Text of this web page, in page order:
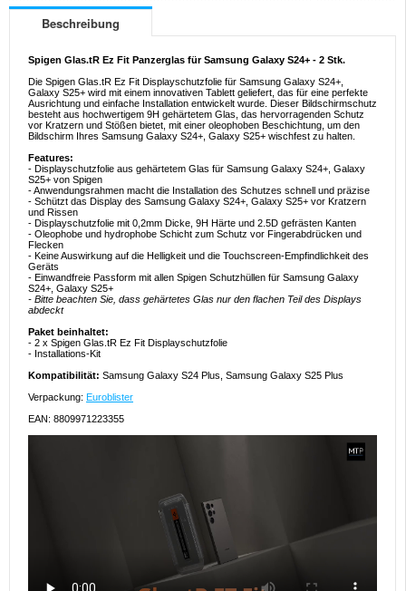
Beschreibung
Spigen Glas.tR Ez Fit Panzerglas für Samsung Galaxy S24+ - 2 Stk.
Die Spigen Glas.tR Ez Fit Displayschutzfolie für Samsung Galaxy S24+,
Galaxy S25+ wird mit einem innovativen Tablett geliefert, das für eine perfekte
Ausrichtung und einfache Installation entwickelt wurde. Dieser Bildschirmschutz
besteht aus hochwertigem 9H gehärtetem Glas, das hervorragenden Schutz
vor Kratzern und Stößen bietet, mit einer oleophoben Beschichtung, um den
Bildschirm Ihres Samsung Galaxy S24+, Galaxy S25+ wischfest zu halten.
Features:
- Displayschutzfolie aus gehärtetem Glas für Samsung Galaxy S24+, Galaxy
S25+ von Spigen
- Anwendungsrahmen macht die Installation des Schutzes schnell und präzise
- Schützt das Display des Samsung Galaxy S24+, Galaxy S25+ vor Kratzern
und Rissen
- Displayschutzfolie mit 0,2mm Dicke, 9H Härte und 2.5D gefrästen Kanten
- Oleophobe und hydrophobe Schicht zum Schutz vor Fingerabdrücken und
Flecken
- Keine Auswirkung auf die Helligkeit und die Touchscreen-Empfindlichkeit des
Geräts
- Einwandfreie Passform mit allen Spigen Schutzhüllen für Samsung Galaxy
S24+, Galaxy S25+
- Bitte beachten Sie, dass gehärtetes Glas nur den flachen Teil des Displays
abdeckt
Paket beinhaltet:
- 2 x Spigen Glas.tR Ez Fit Displayschutzfolie
- Installations-Kit
Kompatibilität: Samsung Galaxy S24 Plus, Samsung Galaxy S25 Plus
Verpackung: Euroblister
EAN: 8809971223355